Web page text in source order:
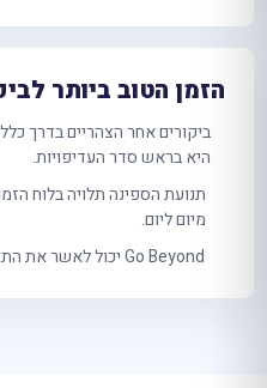
הזמן הטוב ביותר
ביקורים אחר הצהריים בדרך
היא בראש סדר העדיפויות.
תנועת הספינה תלויה בלוח
מיום ליום.
Go Beyond יכול לאשר את התזמון הטוב ביותר לפני ההזמנה.